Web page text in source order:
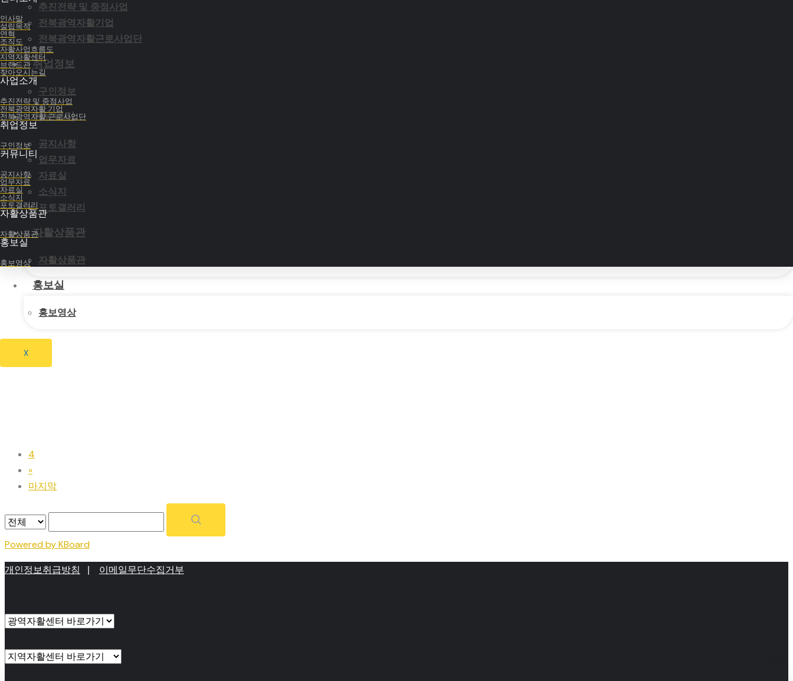
추진전략 및 중점사업
전북광역자활기업
전북광역자활근로사업단
취업정보
구인정보
커뮤니티
공지사항
업무자료
자료실
소식지
포토갤러리
자활상품관
자활상품관
홍보실
홍보영상
X
인사말
설립목적
연혁
조직도
자활사업흐름도
지역자활센터
브랜드관
찾아오시는길
사업소개
추진전략 및 중점사업
전북광역자활 기업
전북광역자활 근로사업단
취업정보
구인정보
커뮤니티
공지사항
업무자료
자료실
소식지
포토갤러리
자활상품관
자활상품관
홍보실
홍보영상
참나무숲 표고버섯
샘골식품
콩사랑
콩사랑
콩사랑
잎새 x 카페보네
4
»
마지막
Powered by KBoard
개인정보취급방침 이메일무단수집거부